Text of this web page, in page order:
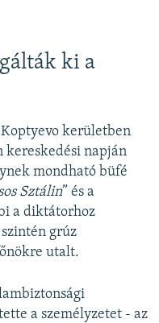
ki a
kerületben
napján
mondható büfé
Sztálin” és a
a diktátorhoz
grúz
utalt.
a személyzetet - az